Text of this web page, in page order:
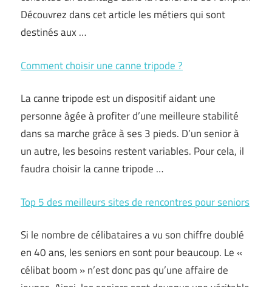
Découvrez dans cet article les métiers qui sont
destinés aux …
Comment choisir une canne tripode ?
La canne tripode est un dispositif aidant une
personne âgée à profiter d’une meilleure stabilité
dans sa marche grâce à ses 3 pieds. D’un senior à
un autre, les besoins restent variables. Pour cela, il
faudra choisir la canne tripode …
Top 5 des meilleurs sites de rencontres pour seniors
Si le nombre de célibataires a vu son chiffre doublé
en 40 ans, les seniors en sont pour beaucoup. Le «
célibat boom » n’est donc pas qu’une affaire de